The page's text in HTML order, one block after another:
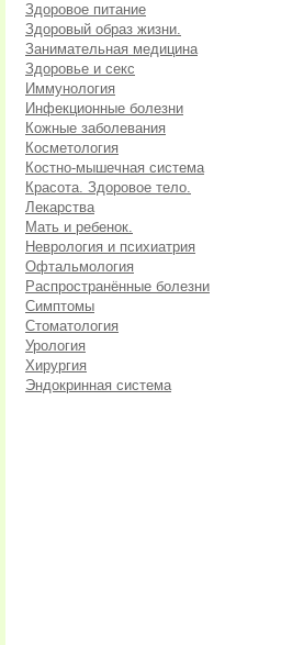
Здоровое питание
Здоровый образ жизни.
Занимательная медицина
Здоровье и секс
Иммунология
Инфекционные болезни
Кожные заболевания
Косметология
Костно-мышечная система
Красота. Здоровое тело.
Лекарства
Мать и ребенок.
Неврология и психиатрия
Офтальмология
Распространённые болезни
Симптомы
Стоматология
Урология
Хирургия
Эндокринная система